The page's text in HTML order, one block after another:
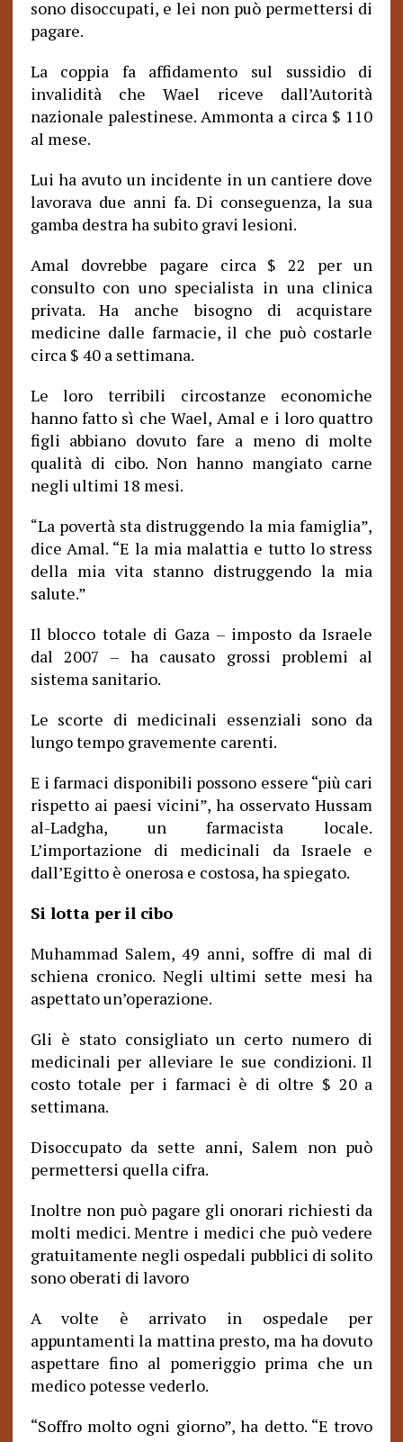
sono disoccupati, e lei non può permettersi di
pagare.
La coppia fa affidamento sul sussidio di
invalidità che Wael riceve dall’Autorità
nazionale palestinese. Ammonta a circa $ 110
al mese.
Lui ha avuto un incidente in un cantiere dove
lavorava due anni fa. Di conseguenza, la sua
gamba destra ha subito gravi lesioni.
Amal dovrebbe pagare circa $ 22 per un
consulto con uno specialista in una clinica
privata. Ha anche bisogno di acquistare
medicine dalle farmacie, il che può costarle
circa $ 40 a settimana.
Le loro terribili circostanze economiche
hanno fatto sì che Wael, Amal e i loro quattro
figli abbiano dovuto fare a meno di molte
qualità di cibo. Non hanno mangiato carne
negli ultimi 18 mesi.
“La povertà sta distruggendo la mia famiglia”,
dice Amal. “E la mia malattia e tutto lo stress
della mia vita stanno distruggendo la mia
salute.”
Il blocco totale di Gaza – imposto da Israele
dal 2007 – ha causato grossi problemi al
sistema sanitario.
Le scorte di medicinali essenziali sono da
lungo tempo gravemente carenti.
E i farmaci disponibili possono essere “più cari
rispetto ai paesi vicini”, ha osservato Hussam
al-Ladgha, un farmacista locale.
L’importazione di medicinali da Israele e
dall’Egitto è onerosa e costosa, ha spiegato.
Si lotta per il cibo
Muhammad Salem, 49 anni, soffre di mal di
schiena cronico. Negli ultimi sette mesi ha
aspettato un’operazione.
Gli è stato consigliato un certo numero di
medicinali per alleviare le sue condizioni. Il
costo totale per i farmaci è di oltre $ 20 a
settimana.
Disoccupato da sette anni, Salem non può
permettersi quella cifra.
Inoltre non può pagare gli onorari richiesti da
molti medici. Mentre i medici che può vedere
gratuitamente negli ospedali pubblici di solito
sono oberati di lavoro
A volte è arrivato in ospedale per
appuntamenti la mattina presto, ma ha dovuto
aspettare fino al pomeriggio prima che un
medico potesse vederlo.
“Soffro molto ogni giorno”, ha detto. “E trovo